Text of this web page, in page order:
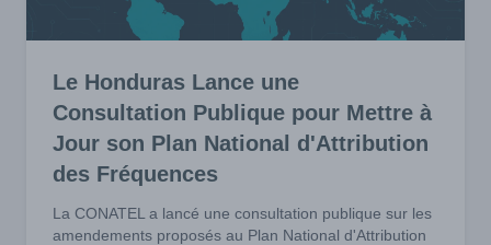
Le Honduras Lance une
Consultation Publique pour Mettre à
Jour son Plan National d'Attribution
des Fréquences
La CONATEL a lancé une consultation publique sur les
amendements proposés au Plan National d'Attribution